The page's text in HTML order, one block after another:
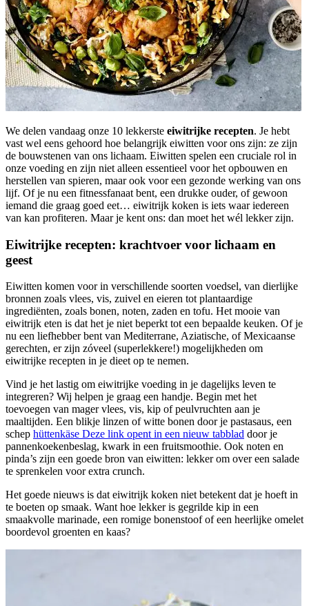
We delen vandaag onze 10 lekkerste eiwitrijke recepten. Je hebt
vast wel eens gehoord hoe belangrijk eiwitten voor ons zijn: ze zijn
de bouwstenen van ons lichaam. Eiwitten spelen een cruciale rol in
onze voeding en zijn niet alleen essentieel voor het opbouwen en
herstellen van spieren, maar ook voor een gezonde werking van ons
lijf. Of je nu een fitnessfanaat bent, een drukke ouder, of gewoon
iemand die graag goed eet… eiwitrijk koken is iets waar iedereen
van kan profiteren. Maar je kent ons: dan moet het wél lekker zijn.
Eiwitrijke recepten: krachtvoer voor lichaam en
geest
Eiwitten komen voor in verschillende soorten voedsel, van dierlijke
bronnen zoals vlees, vis, zuivel en eieren tot plantaardige
ingrediënten, zoals bonen, noten, zaden en tofu. Het mooie van
eiwitrijk eten is dat het je niet beperkt tot een bepaalde keuken. Of je
nu een liefhebber bent van Mediterrane, Aziatische, of Mexicaanse
gerechten, er zijn zóveel (superlekkere!) mogelijkheden om
eiwitrijke recepten in je dieet op te nemen.
Vind je het lastig om eiwitrijke voeding in je dagelijks leven te
integreren? Wij helpen je graag een handje. Begin met het
toevoegen van mager vlees, vis, kip of peulvruchten aan je
maaltijden. Een blikje linzen of witte bonen door je pastasaus, een
schep hüttenkäse Deze link opent in een nieuw tabblad door je
pannenkoekenbeslag, kwark in een fruitsmoothie. Ook noten en
pinda’s zijn een goede bron van eiwitten: lekker om over een salade
te sprenkelen voor extra crunch.
Het goede nieuws is dat eiwitrijk koken niet betekent dat je hoeft in
te boeten op smaak. Want hoe lekker is gegrilde kip in een
smaakvolle marinade, een romige bonenstoof of een heerlijke omelet
boordevol groenten en kaas?